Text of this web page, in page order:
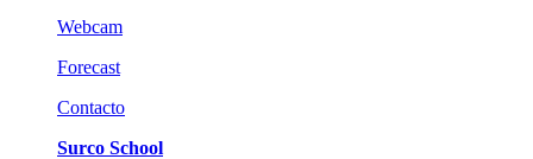
Webcam
Forecast
Contacto
Surco School